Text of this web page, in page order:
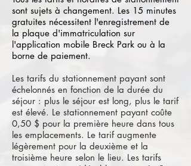
sont sujets à changement. Les 15 minutes
gratuites nécessitent l'enregistrement de
la plaque d'immatriculation sur
l'application mobile Breck Park ou à la
borne de paiement.
Les tarifs du stationnement payant sont
échelonnés en fonction de la durée du
séjour : plus le séjour est long, plus le tarif
est élevé. Le stationnement payant coûte
0,50 $ pour la première heure dans tous
les emplacements. Le tarif augmente
légèrement pour la deuxième et la
troisième heure selon le lieu. Les tarifs